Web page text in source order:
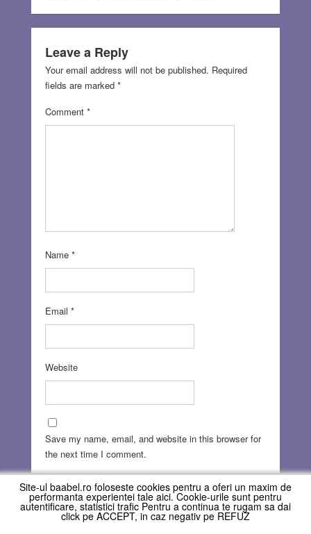
Leave a Reply
Your email address will not be published. Required
fields are marked *
Comment *
Name *
Email *
Website
Save my name, email, and website in this browser for
the next time I comment.
Site-ul baabel.ro foloseste cookies pentru a oferi un maxim de
performanta experientei tale aici. Cookie-urile sunt pentru
autentificare, statistici trafic Pentru a continua te rugam sa dai
click pe ACCEPT, in caz negativ pe REFUZ